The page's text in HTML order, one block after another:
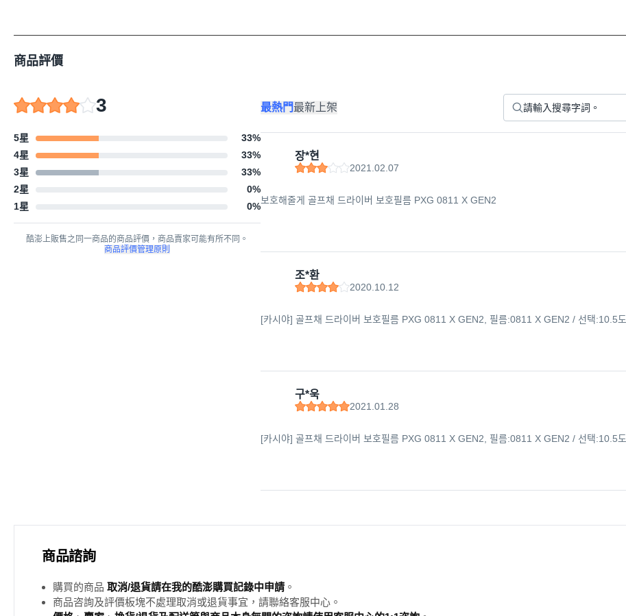
商品評價
3
5星 33%
4星
33%
3星
33%
2星
0%
1星
0%
酷澎上販售之同一商品的商品評價，商品賣家可能有所不同。
商品評價管理原則
最熱門最新上架
장*현
2021.02.07
보호해줄게 골프채 드라이버 보호필름 PXG 0811 X GEN2
조*환
2020.10.12
[카시야] 골프채 드라이버 보호필름 PXG 0811 X GEN2, 필름:0811 X GEN2 / 선택:10.5도
구*욱
2021.01.28
[카시야] 골프채 드라이버 보호필름 PXG 0811 X GEN2, 필름:0811 X GEN2 / 선택:10.5도
商品諮詢
購買的商品 取消/退貨請在我的酷澎購買記錄中申請 。
商品咨詢及評價板塊不處理取消或退貨事宜，請聯絡客服中心。